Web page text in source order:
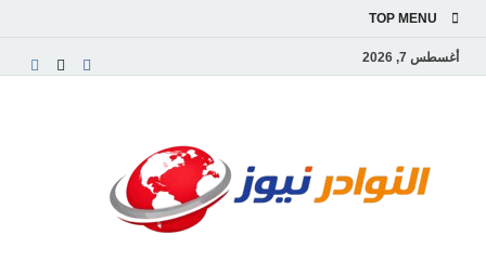
TOP MENU
أغسطس 7, 2026